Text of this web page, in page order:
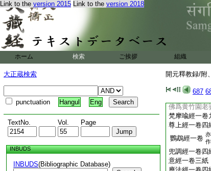
Link to the version 2015 Link to the version 2018
ホーム 検索 ご挨拶 組織
大正蔵検索
punctuation Hangul Eng
TextNo. Vol. Page
INBUDS
INBUDS(Bibliographic Database)
開元釋教録/附
687
弊魔試目連經
上三十經三
頼吒和羅經
梵志頞羅延
三歸五戒慈
須達經一卷
佛爲黄竹園老
梵摩喩經一卷
尊上經一卷四
鸚鵡經一卷
兜調經一卷四
意經一卷三紙